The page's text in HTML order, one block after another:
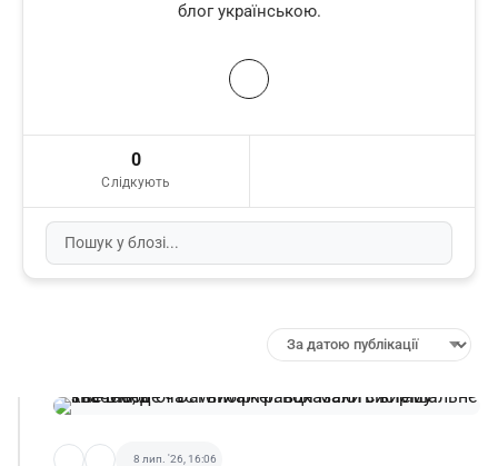
блог українською.
0
Слідкують
8 лип. '26, 16:06